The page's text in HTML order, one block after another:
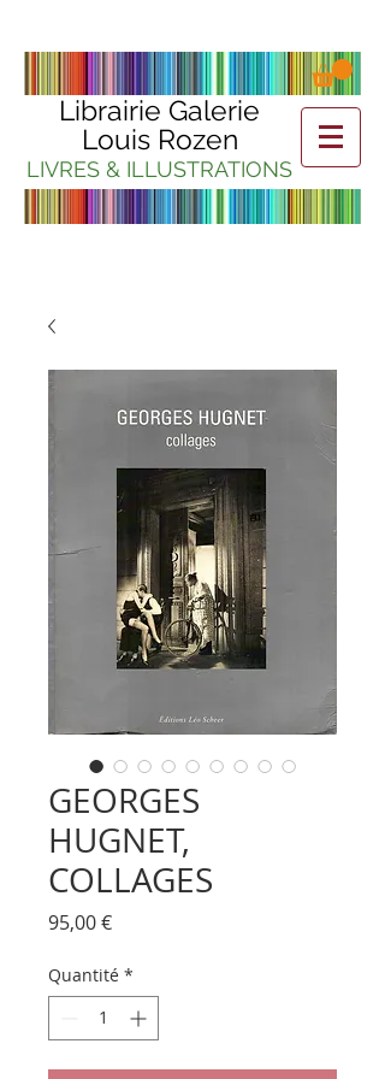
Librairie Galerie
Louis Rozen
LIVRES & ILLUSTRATIONS
GEORGES
HUGNET,
COLLAGES
95,00 €Prix
Quantité *